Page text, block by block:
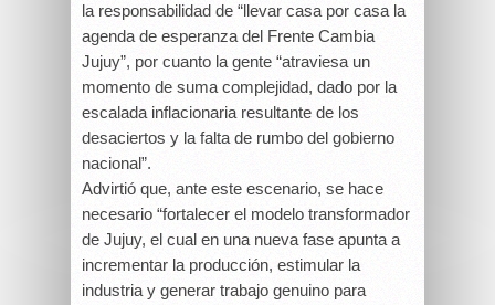
la responsabilidad de “llevar casa por casa la
agenda de esperanza del Frente Cambia
Jujuy”, por cuanto la gente “atraviesa un
momento de suma complejidad, dado por la
escalada inflacionaria resultante de los
desaciertos y la falta de rumbo del gobierno
nacional”.
Advirtió que, ante este escenario, se hace
necesario “fortalecer el modelo transformador
de Jujuy, el cual en una nueva fase apunta a
incrementar la producción, estimular la
industria y generar trabajo genuino para